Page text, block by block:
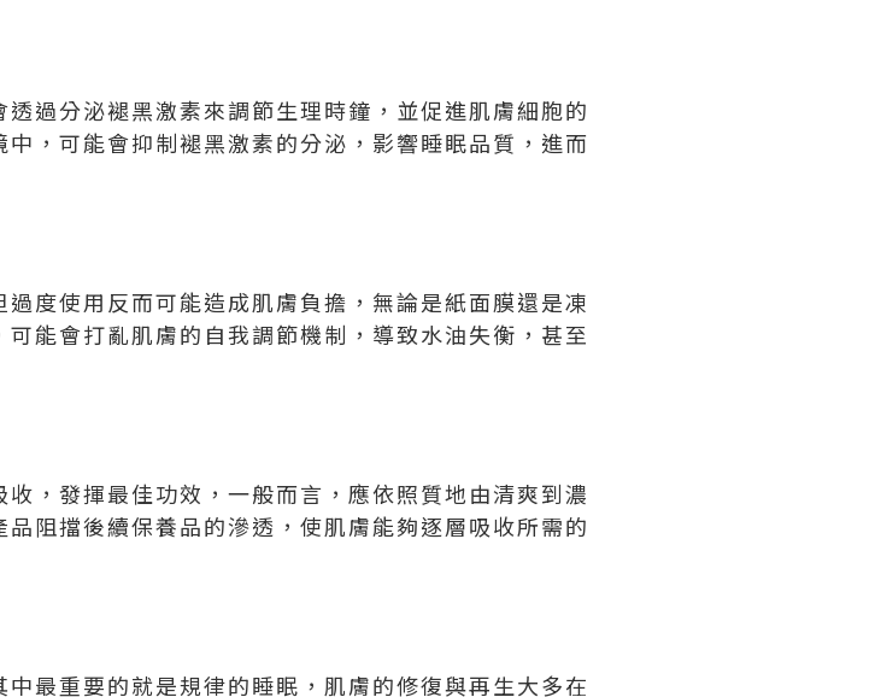
過分泌褪黑激素來調節生理時鐘，並促進肌膚細胞的
，可能會抑制褪黑激素的分泌，影響睡眠品質，進而
度使用反而可能造成肌膚負擔，無論是紙面膜還是凍
能會打亂肌膚的自我調節機制，導致水油失衡，甚至
，發揮最佳功效，一般而言，應依照質地由清爽到濃
阻擋後續保養品的滲透，使肌膚能夠逐層吸收所需的
最重要的就是規律的睡眠，肌膚的修復與再生大多在